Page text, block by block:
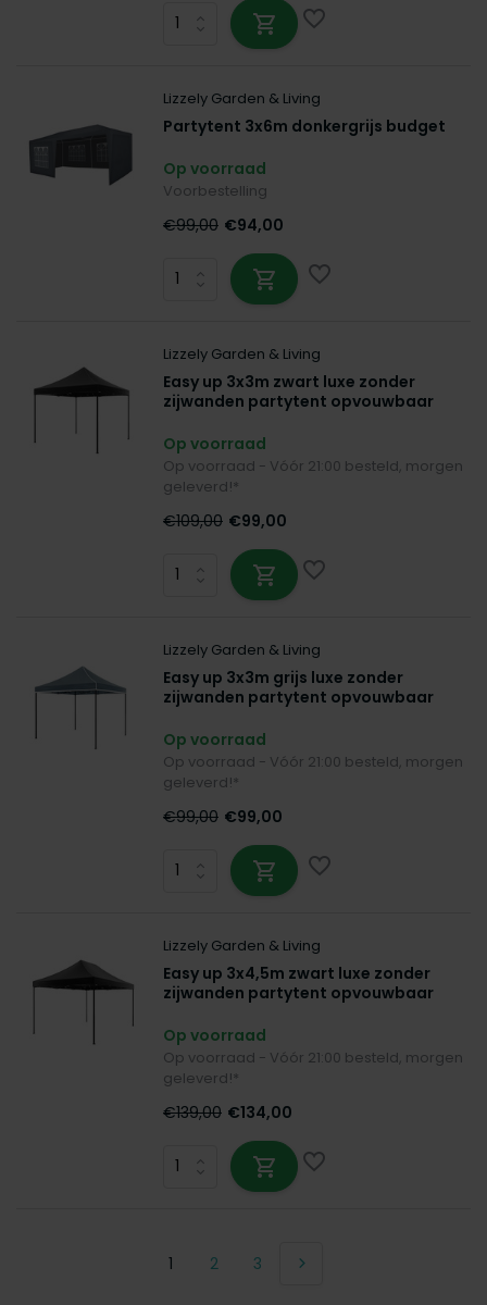
Lizzely Garden & Living
Partytent 3x6m donkergrijs budget
Op voorraad
Voorbestelling
€99,00 €94,00
Lizzely Garden & Living
Easy up 3x3m zwart luxe zonder
zijwanden partytent opvouwbaar
Op voorraad
Op voorraad - Vóór 21:00 besteld, morgen
geleverd!*
€109,00 €99,00
Lizzely Garden & Living
Easy up 3x3m grijs luxe zonder
zijwanden partytent opvouwbaar
Op voorraad
Op voorraad - Vóór 21:00 besteld, morgen
geleverd!*
€99,00 €99,00
Lizzely Garden & Living
Easy up 3x4,5m zwart luxe zonder
zijwanden partytent opvouwbaar
Op voorraad
Op voorraad - Vóór 21:00 besteld, morgen
geleverd!*
€139,00 €134,00
1 2 3